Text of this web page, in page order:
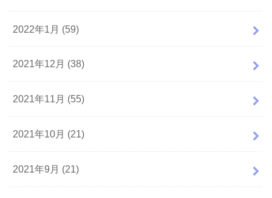
2022年1月 (59)
2021年12月 (38)
2021年11月 (55)
2021年10月 (21)
2021年9月 (21)